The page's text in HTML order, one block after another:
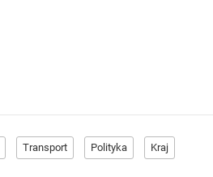
Transport Polityka Kraj